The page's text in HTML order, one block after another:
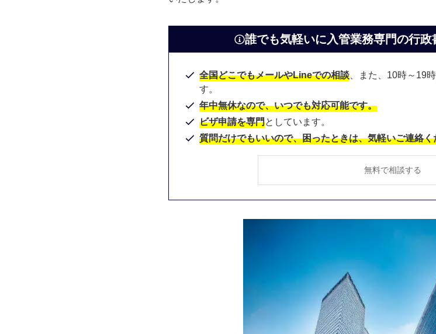
誰でも気軽いに入管業務専門の行
全国どこでもメールやLineでの相談 、また、10時～19
す。
年中無休なので、いつでも対応可能です。
ビザ申請を専門としています。
質問だけでもいいので、困ったときは、気軽いご連絡く
無料で相談する